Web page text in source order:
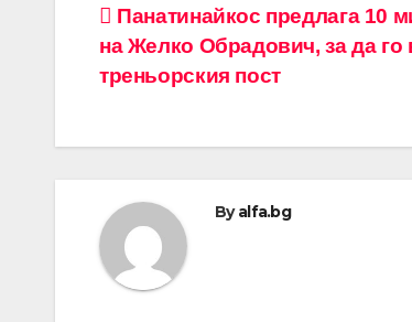
Навигация
Панатинайкос предлага 10
на Желко Обрадович, за да го
треньорския пост
Byalfa.bg